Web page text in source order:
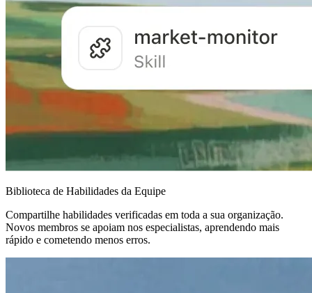
Biblioteca de Habilidades da Equipe
Compartilhe habilidades verificadas em toda a sua organização.
Novos membros se apoiam nos especialistas, aprendendo mais
rápido e cometendo menos erros.